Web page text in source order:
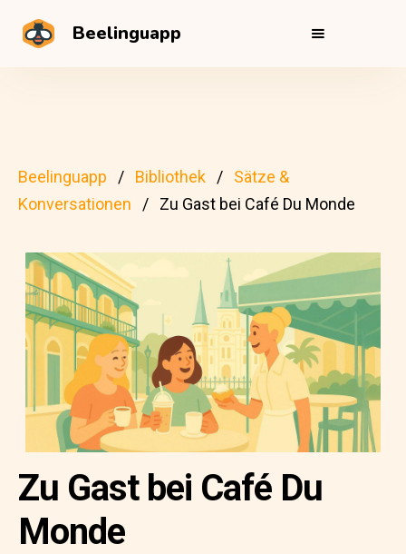
Beelinguapp
Beelinguapp Bibliothek
Sätze &
Konversationen
Zu Gast bei Café Du Monde
Zu Gast bei Café Du
Monde